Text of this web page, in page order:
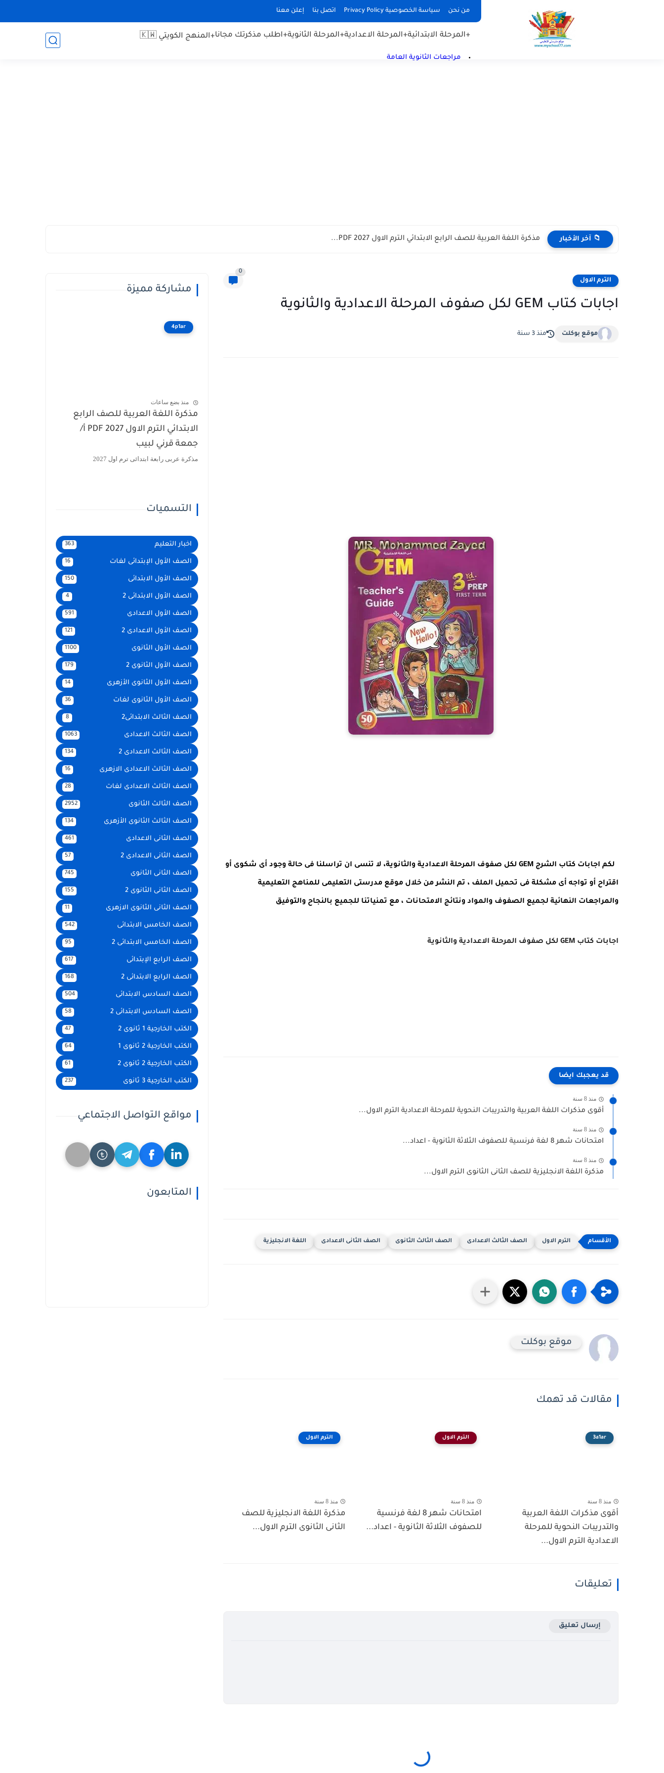
من نحن سياسة الخصوصية Privacy Policy اتصل بنا إعلن معنا
+المرحلة الابتدائية+المرحلة الاعدادية+المرحلة الثانوية+اطلب مذكرتك مجانا+المنهج الكويتي 🇰🇼
مراجعات الثانوية العامة
📁 آخر الأخبار مذكرة اللغة العربية للصف الرابع الابتدائي الترم الاول 2027 PDF...
الترم الاول
0
اجابات كتاب GEM لكل صفوف المرحلة الاعدادية والثانوية
موقع بوكلت منذ 3 سنة
لكم اجابات كتاب الشرج GEM لكل صفوف المرحلة الاعدادية والثانوية، لا تنسى ان تراسلنا فى حالة وجود أى شكوى أو
اقتراح أو تواجه أى مشكلة فى تحميل الملف ، تم النشر من خلال موقع مدرستى التعليمى للمناهج التعليمية
والمراجعات النهائية لجميع الصفوف والمواد ونتائج الامتحانات ، مع تمنياتنا للجميع بالنجاح والتوفيق
اجابات كتاب GEM لكل صفوف المرحلة الاعدادية والثانوية
قد يعجبك ايضا
منذ 8 سنة
أقوى مذكرات اللغة العربية والتدريبات النحوية للمرحلة الاعدادية الترم الاول...
منذ 8 سنة
امتحانات شهر 8 لغة فرنسية للصفوف الثلاثة الثانوية - اعداد...
منذ 8 سنة
مذكرة اللغة الانجليزية للصف الثانى الثانوى الترم الاول...
الترم الاول الصف الثالث الاعدادى الصف الثالث الثانوى الصف الثانى الاعدادى اللغة الانجليزية
موقع بوكلت
مقالات قد تهمك
3a1ar
منذ 8 سنة
أقوى مذكرات اللغة العربية
والتدريبات النحوية للمرحلة
الاعدادية الترم الاول...
الترم الاول
منذ 8 سنة
امتحانات شهر 8 لغة فرنسية
للصفوف الثلاثة الثانوية - اعداد...
الترم الاول
منذ 8 سنة
مذكرة اللغة الانجليزية للصف
الثانى الثانوى الترم الاول...
تعليقات
إرسال تعليق
مشاركة مميزة
4p1ar
منذ بضع ساعات
مذكرة اللغة العربية للصف الرابع
الابتدائي الترم الاول 2027 PDF أ/
جمعة قرني لبيب
مذكرة عربى رابعة ابتدائى ترم اول 2027
التسميات
اخبار التعليم 363
الصف الأول الإبتدائى لغات 16
الصف الأول الابتدائى 150
الصف الأول الابتدائى 2 4
الصف الأول الاعدادى 591
الصف الأول الاعدادى 2 121
الصف الأول الثانوى 1100
الصف الأول الثانوى 2 179
الصف الأول الثانوى الأزهرى 14
الصف الأول الثانوى لغات 36
الصف الثالث الابتدائى2 8
الصف الثالث الاعدادى 1063
الصف الثالث الاعدادى 2 134
الصف الثالث الاعدادى الازهرى 16
الصف الثالث الاعدادى لغات 28
الصف الثالث الثانوى 2952
الصف الثالث الثانوى الأزهرى 134
الصف الثانى الاعدادى 461
الصف الثانى الاعدادى 2 57
الصف الثانى الثانوى 745
الصف الثانى الثانوى 2 155
الصف الثانى الثانوى الازهرى 11
الصف الخامس الابتدائى 542
الصف الخامس الابتدائى 2 95
الصف الرابع الإبتدائى 617
الصف الرابع الابتدائى 2 168
الصف السادس الابتدائى 504
الصف السادس الابتدائى 2 58
الكتب الخارجية 1 ثانوى 2 47
الكتب الخارجية 2 ثانوى 1 64
الكتب الخارجية 2 ثانوى 2 61
الكتب الخارجية 3 ثانوى 237
مواقع التواصل الاجتماعي
المتابعون